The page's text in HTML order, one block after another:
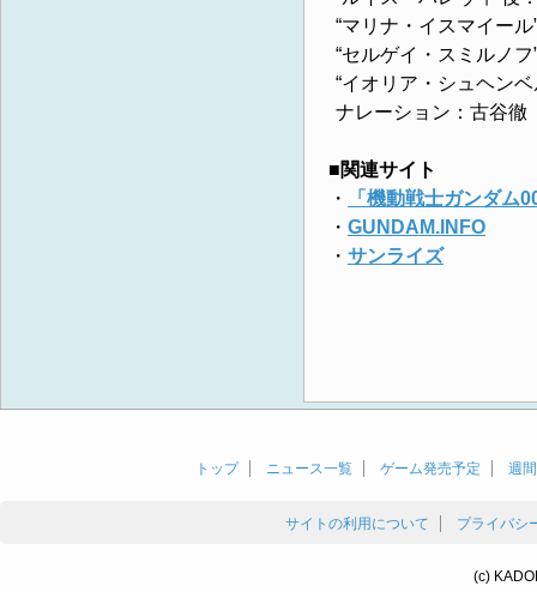
“マリナ・イスマイール
“セルゲイ・スミルノフ
“イオリア・シュヘンベ
ナレーション：古谷徹
■関連サイト
・
「機動戦士ガンダム
・ GUNDAM.INFO
・ サンライズ
トップ ニュース一覧 ゲーム発売予定 週
サイトの利用について プライバシ
(c)